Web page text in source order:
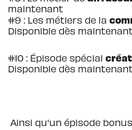
maintenant
#9 : Les métiers de la
Disponible dès
#10 : Épisode spécial
Disponible dès
Ainsi qu'un épisode